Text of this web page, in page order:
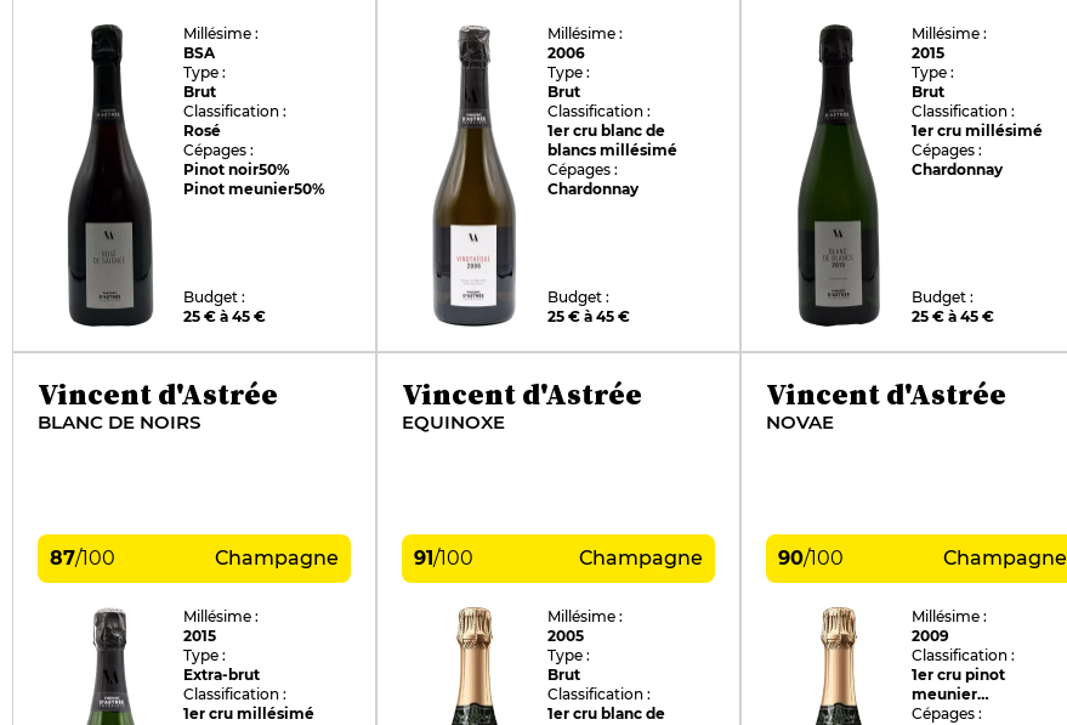
Millésime :
BSA
Type :
Brut
Classification :
Rosé
Cépages :
Pinot noir50%
Pinot meunier50%
Budget :
25 € à 45 €
Millésime :
2006
Type :
Brut
Classification :
1er cru blanc de
blancs millésimé
Cépages :
Chardonnay
Budget :
25 € à 45 €
Millésime :
2015
Type :
Brut
Classification :
1er cru millésimé
Cépages :
Chardonnay
Budget :
25 € à 45 €
Vincent d'Astrée
BLANC DE NOIRS
87/100 Champagne
Millésime :
2015
Type :
Extra-brut
Classification :
1er cru millésimé
Vincent d'Astrée
EQUINOXE
91/100 Champagne
Millésime :
2005
Type :
Brut
Classification :
1er cru blanc de
Vincent d'Astrée
NOVAE
90/100 Champagne
Millésime :
2009
Classification :
1er cru pinot
meunier
millésimé
Cépages :